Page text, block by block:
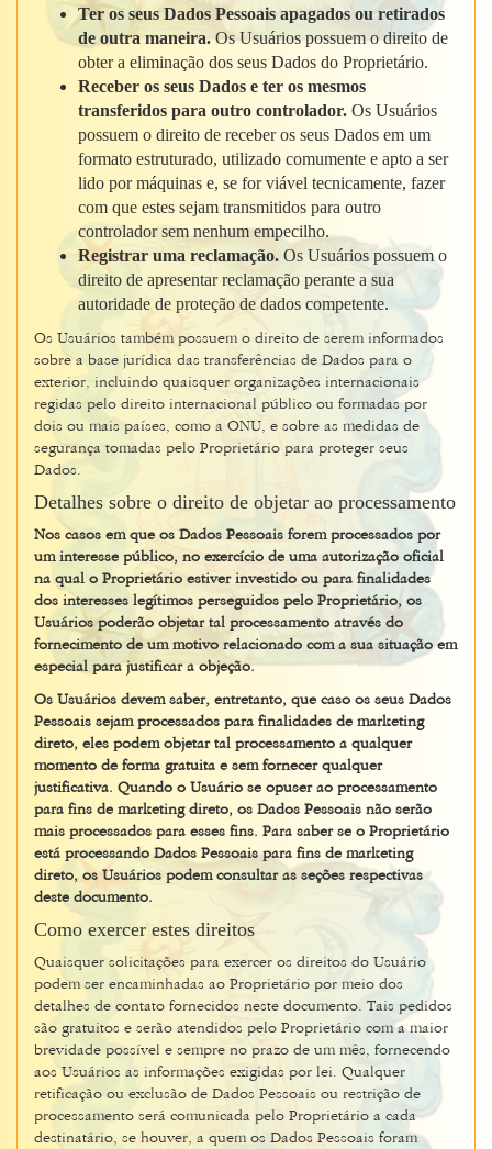
Ter os seus Dados Pessoais apagados ou retirados
de outra maneira.Os Usuários possuem o direito de
obter a eliminação dos seus Dados do Proprietário.
Receber os seus Dados e ter os mesmos
transferidos para outro controlador. Os Usuários
possuem o direito de receber os seus Dados em um
formato estruturado, utilizado comumente e apto a ser
lido por máquinas e, se for viável tecnicamente, fazer
com que estes sejam transmitidos para outro
controlador sem nenhum empecilho.
Registrar uma reclamação. Os Usuários possuem o
direito de apresentar reclamação perante a sua
autoridade de proteção de dados competente.
Os Usuários também possuem o direito de serem informados
sobre a base jurídica das transferências de Dados para o
exterior, incluindo quaisquer organizações internacionais
regidas pelo direito internacional público ou formadas por
dois ou mais países, como a ONU, e sobre as medidas de
segurança tomadas pelo Proprietário para proteger seus
Dados.
Detalhes sobre o direito de objetar ao processamento
Nos casos em que os Dados Pessoais forem processados por
um interesse público, no exercício de uma autorização oficial
na qual o Proprietário estiver investido ou para finalidades
dos interesses legítimos perseguidos pelo Proprietário, os
Usuários poderão objetar tal processamento através do
fornecimento de um motivo relacionado com a sua situação em
especial para justificar a objeção.
Os Usuários devem saber, entretanto, que caso os seus Dados
Pessoais sejam processados para finalidades de marketing
direto, eles podem objetar tal processamento a qualquer
momento de forma gratuita e sem fornecer qualquer
justificativa. Quando o Usuário se opuser ao processamento
para fins de marketing direto, os Dados Pessoais não serão
mais processados para esses fins. Para saber se o Proprietário
está processando Dados Pessoais para fins de marketing
direto, os Usuários podem consultar as seções respectivas
deste documento.
Como exercer estes direitos
Quaisquer solicitações para exercer os direitos do Usuário
podem ser encaminhadas ao Proprietário por meio dos
detalhes de contato fornecidos neste documento. Tais pedidos
são gratuitos e serão atendidos pelo Proprietário com a maior
brevidade possível e sempre no prazo de um mês, fornecendo
aos Usuários as informações exigidas por lei. Qualquer
retificação ou exclusão de Dados Pessoais ou restrição de
processamento será comunicada pelo Proprietário a cada
destinatário, se houver, a quem os Dados Pessoais foram